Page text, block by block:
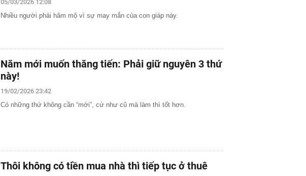
05/03/2026 12:08
Nhiều người phải hâm mộ vì sự may mắn của con giáp này.
Năm mới muốn thăng tiến: Phải giữ nguyên 3 thứ
này!
19/02/2026 23:42
Có những thứ không cần “mới”, cứ như cũ mà làm thì tốt hơn.
Thôi không có tiền mua nhà thì tiếp tục ở thuê